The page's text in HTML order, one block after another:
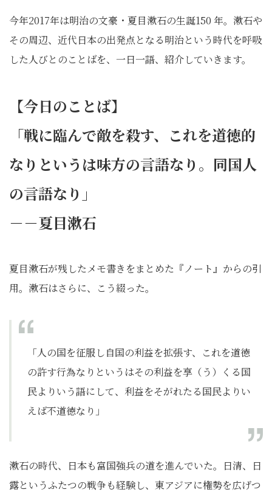
今年2017年は明治の文豪・夏目漱石の生誕150 年。漱石や
その周辺、近代日本の出発点となる明治という時代を呼吸
した人びとのことばを、一日一語、紹介していきます。
【今日のことば】
「戦に臨んで敵を殺す、これを道徳的
なりというは味方の言語なり。同国人
の言語なり」
－－夏目漱石
夏目漱石が残したメモ書きをまとめた『ノート』からの引
用。漱石はさらに、こう綴った。
「人の国を征服し自国の利益を拡張す、これを道徳
の許す行為なりというはその利益を享（う）くる国
民よりいう語にして、利益をそがれたる国民よりい
えば不道徳なり」
漱石の時代、日本も富国強兵の道を進んでいた。日清、日
露というふたつの戦争も経験し、東アジアに権勢を広げつ